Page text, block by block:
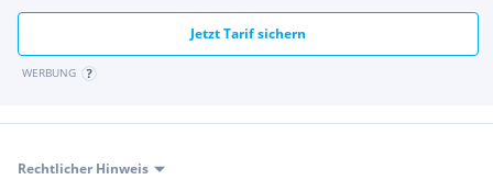
Haben wir Ihr Interesse geweckt ?
Jetzt Tarif sichern
WERBUNG
Rechtlicher Hinweis